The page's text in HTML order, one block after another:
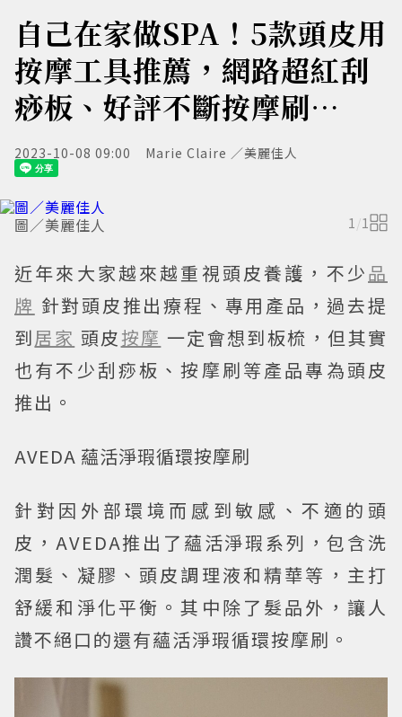
自己在家做SPA！5款頭皮用
按摩工具推薦，網路超紅刮
痧板、好評不斷按摩刷⋯
2023-10-08 09:00 Marie Claire ／美麗佳人
圖／美麗佳人 1/1
近年來大家越來越重視頭皮養護，不少品
牌 針對頭皮推出療程、專用產品，過去提
到居家 頭皮按摩 一定會想到板梳，但其實
也有不少刮痧板、按摩刷等產品專為頭皮
推出。
AVEDA 蘊活淨瑕循環按摩刷
針對因外部環境而感到敏感、不適的頭
皮，AVEDA推出了蘊活淨瑕系列，包含洗
潤髮、凝膠、頭皮調理液和精華等，主打
舒緩和淨化平衡。其中除了髮品外，讓人
讚不絕口的還有蘊活淨瑕循環按摩刷。